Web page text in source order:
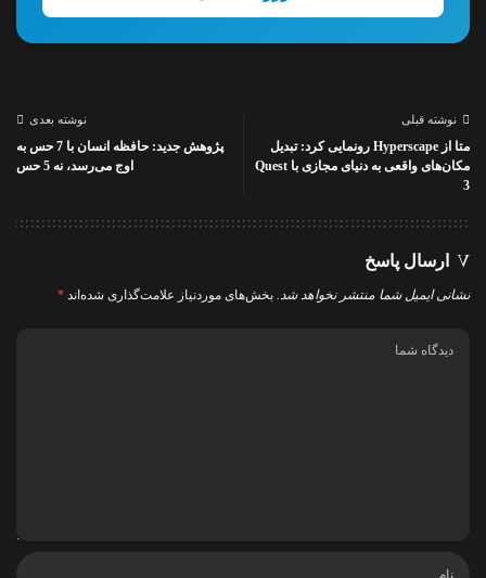
نوشته قبلی
متا از Hyperscape رونمایی کرد: تبدیل
مکان‌های واقعی به دنیای مجازی با Quest
3
نوشته بعدی
پژوهش جدید: حافظه انسان با 7 حس به
اوج می‌رسد، نه 5 حس
ارسال پاسخ
نشانی ایمیل شما منتشر نخواهد شد. بخش‌های موردنیاز علامت‌گذاری شده‌اند *